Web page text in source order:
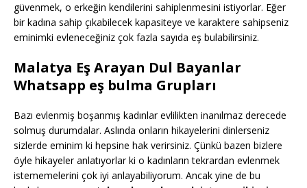
güvenmek, o erkeğin kendilerini sahiplenmesini istiyorlar. Eğer
bir kadına sahip çıkabilecek kapasiteye ve karaktere sahipseniz
eminimki evleneceğiniz çok fazla sayıda eş bulabilirsiniz.
Malatya Eş Arayan Dul Bayanlar
Whatsapp eş bulma Grupları
Bazı evlenmiş boşanmış kadınlar evlilikten inanılmaz derecede
solmuş durumdalar. Aslında onların hikayelerini dinlerseniz
sizlerde eminim ki hepsine hak verirsiniz. Çünkü bazen bizlere
öyle hikayeler anlatıyorlar ki o kadınların tekrardan evlenmek
istememelerini çok iyi anlayabiliyorum. Ancak yine de bu